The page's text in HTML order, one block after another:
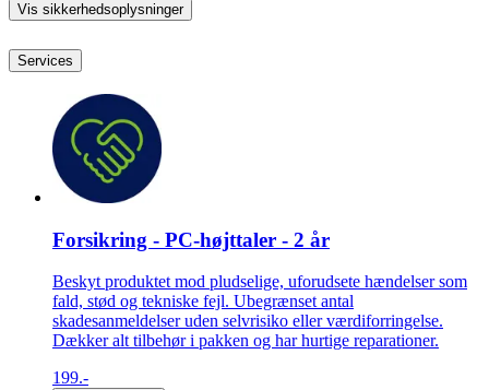
Vis sikkerhedsoplysninger
Services
Forsikring - PC-højttaler - 2 år
Beskyt produktet mod pludselige, uforudsete hændelser som
fald, stød og tekniske fejl. Ubegrænset antal
skadesanmeldelser uden selvrisiko eller værdiforringelse.
Dækker alt tilbehør i pakken og har hurtige reparationer.
199.-